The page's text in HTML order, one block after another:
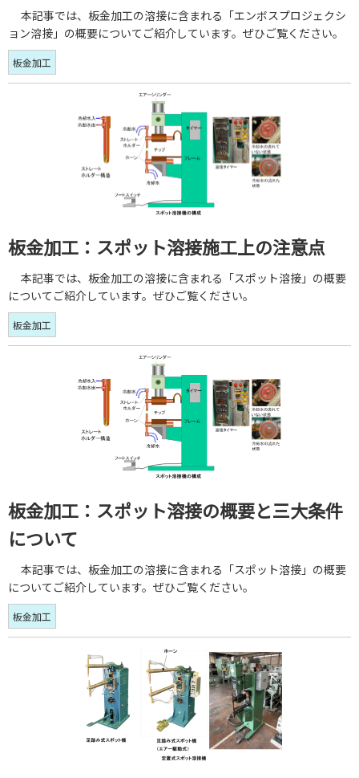
本記事では、板金加工の溶接に含まれる「エンボスプロジェクシ
ョン溶接」の概要についてご紹介しています。ぜひご覧ください。
板金加工
板金加工：スポット溶接施工上の注意点
本記事では、板金加工の溶接に含まれる「スポット溶接」の概要
についてご紹介しています。ぜひご覧ください。
板金加工
板金加工：スポット溶接の概要と三大条件
について
本記事では、板金加工の溶接に含まれる「スポット溶接」の概要
についてご紹介しています。ぜひご覧ください。
板金加工